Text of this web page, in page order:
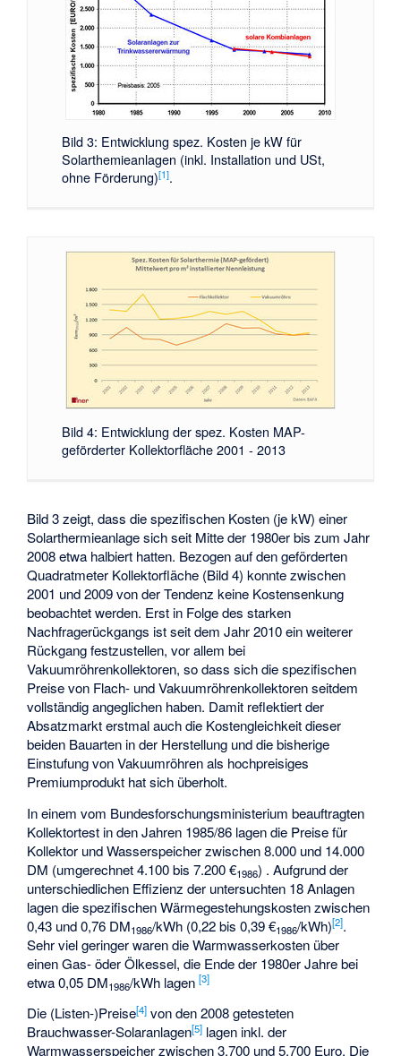
Bild 3: Entwicklung spez. Kosten je kW für
Solarthemieanlagen (inkl. Installation und USt,
ohne Förderung)[1].
Bild 4: Entwicklung der spez. Kosten MAP-
geförderter Kollektorfläche 2001 - 2013
Bild 3 zeigt, dass die spezifischen Kosten (je kW) einer
Solarthermieanlage sich seit Mitte der 1980er bis zum Jahr
2008 etwa halbiert hatten. Bezogen auf den geförderten
Quadratmeter Kollektorfläche (Bild 4) konnte zwischen
2001 und 2009 von der Tendenz keine Kostensenkung
beobachtet werden. Erst in Folge des starken
Nachfragerückgangs ist seit dem Jahr 2010 ein weiterer
Rückgang festzustellen, vor allem bei
Vakuumröhrenkollektoren, so dass sich die spezifischen
Preise von Flach- und Vakuumröhrenkollektoren seitdem
vollständig angeglichen haben. Damit reflektiert der
Absatzmarkt erstmal auch die Kostengleichkeit dieser
beiden Bauarten in der Herstellung und die bisherige
Einstufung von Vakuumröhren als hochpreisiges
Premiumprodukt hat sich überholt.
In einem vom Bundesforschungsministerium beauftragten
Kollektortest in den Jahren 1985/86 lagen die Preise für
Kollektor und Wasserspeicher zwischen 8.000 und 14.000
DM (umgerechnet 4.100 bis 7.200 €1986) . Aufgrund der
unterschiedlichen Effizienz der untersuchten 18 Anlagen
lagen die spezifischen Wärmegestehungskosten zwischen
0,43 und 0,76 DM1986/kWh (0,22 bis 0,39 €1986/kWh)[2].
Sehr viel geringer waren die Warmwasserkosten über
einen Gas- öder Ölkessel, die Ende der 1980er Jahre bei
etwa 0,05 DM1986/kWh lagen[3]
Die (Listen-)Preise[4] von den 2008 getesteten
Brauchwasser-Solaranlagen[5] lagen inkl. der
Warmwasserspeicher zwischen 3.700 und 5.700 Euro. Die